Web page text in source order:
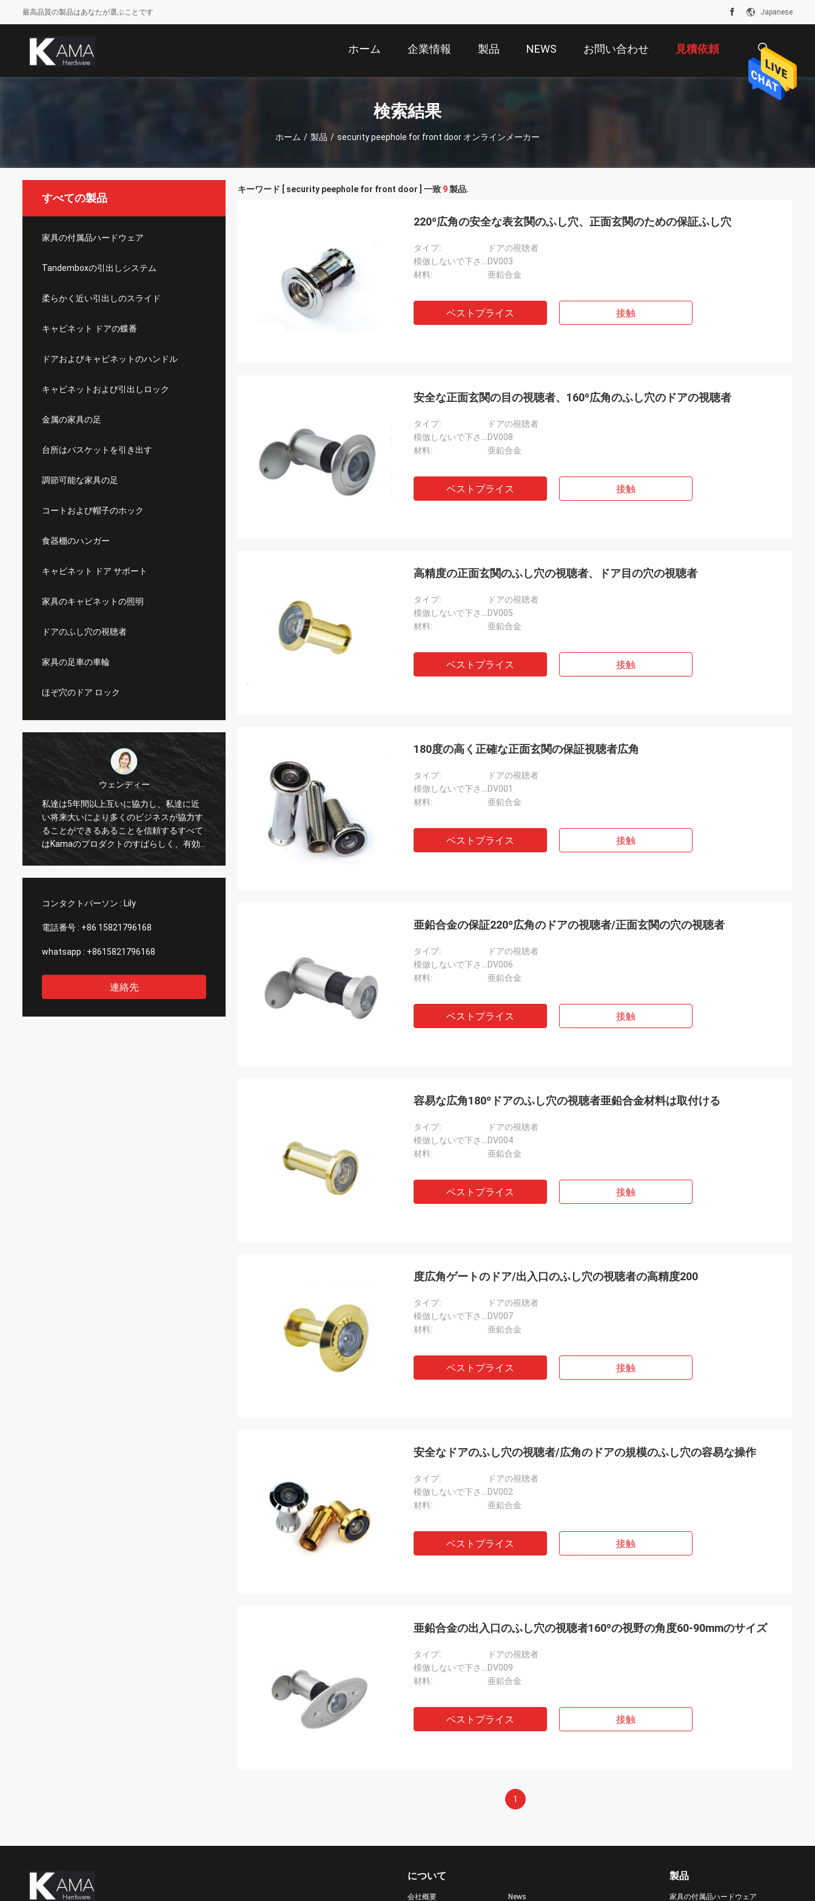
最高品質の製品はあなたが選ぶことです Japanese
ホーム 企業情報 製品 NEWS お問い合わせ 見積依頼
検索結果
ホーム / 製品 / security peephole for front door オンラインメーカー
すべての製品
家具の付属品ハードウェア
Tandemboxの引出しシステム
柔らかく近い引出しのスライド
キャビネット ドアの蝶番
ドアおよびキャビネットのハンドル
キャビネットおよび引出しロック
金属の家具の足
台所はバスケットを引き出す
調節可能な家具の足
コートおよび帽子のホック
食器棚のハンガー
キャビネット ドア サポート
家具のキャビネットの照明
ドアのふし穴の視聴者
家具の足車の車輪
ほぞ穴のドア ロック
ウェンディー
私達は5年間以上互いに協力し、私達に近
い将来大いにより多くのビジネスが協力す
ることができるあることを信頼するすべて
はKamaのプロダクトのすばらしく、有効
なサービスそして良質によって決まる。
フェルナンド
Kama haのsidoのnuestroのproveedorの
porのvariosのaños、hastaのahoraの
hemosのtenidoのmuy buenaの
experienciaの詐欺のellos、servicioのmuy
profesionalのy mercanciass de buenaの
Consideramosのque ESのunaのmuy
cooperandoのporのvariosのañosのyaは、
muy buen servicio yのbuenaのcalidad yの
ることができるあることを信頼するすべて
コンタクトパーソン : Lily
電話番号 : +86 15821796168
whatsapp : +8615821796168
連絡先
キーワード [ security peephole for front door ] 一致 9製品.
220º広角の安全な表玄関のふし穴、正面玄関のための保証ふし穴
タイプ:
ドアの視聴者
模倣しないで下さい:DV003
材料:
亜鉛合金
ベストプライス 接触
安全な正面玄関の目の視聴者、160º広角のふし穴のドアの視聴者
タイプ:
ドアの視聴者
模倣しないで下さい:DV008
材料:
亜鉛合金
ベストプライス 接触
高精度の正面玄関のふし穴の視聴者、ドア目の穴の視聴者
タイプ:
ドアの視聴者
模倣しないで下さい:DV005
材料:
亜鉛合金
ベストプライス 接触
180度の高く正確な正面玄関の保証視聴者広角
タイプ:
ドアの視聴者
模倣しないで下さい:DV001
材料:
亜鉛合金
ベストプライス 接触
亜鉛合金の保証220º広角のドアの視聴者/正面玄関の穴の視聴者
タイプ:
ドアの視聴者
模倣しないで下さい:DV006
材料:
亜鉛合金
ベストプライス 接触
容易な広角180ºドアのふし穴の視聴者亜鉛合金材料は取付ける
タイプ:
ドアの視聴者
模倣しないで下さい:DV004
材料:
亜鉛合金
ベストプライス 接触
度広角ゲートのドア/出入口のふし穴の視聴者の高精度200
タイプ:
ドアの視聴者
模倣しないで下さい:DV007
材料:
亜鉛合金
ベストプライス 接触
安全なドアのふし穴の視聴者/広角のドアの規模のふし穴の容易な操作
タイプ:
ドアの視聴者
模倣しないで下さい:DV002
材料:
亜鉛合金
ベストプライス 接触
亜鉛合金の出入口のふし穴の視聴者160ºの視野の角度60-90mmのサイズ
タイプ:
ドアの視聴者
模倣しないで下さい:DV009
材料:
亜鉛合金
ベストプライス 接触
1
について
会社概要 News
製品
家具の付属品ハードウェア